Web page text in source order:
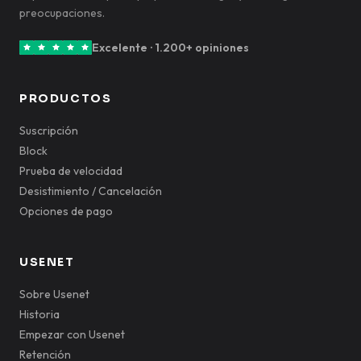
preocupaciones.
Excelente · 1.200+ opiniones
PRODUCTOS
Suscripción
Block
Prueba de velocidad
Desistimiento / Cancelación
Opciones de pago
USENET
Sobre Usenet
Historia
Empezar con Usenet
Retención